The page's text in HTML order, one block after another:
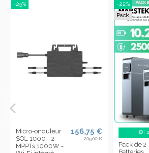
-25%
Micro-onduleur
SOL-1000 - 2
MPPTs 1000W -
156,75 €
209,00 €
-22%
Pack
Pack de 2